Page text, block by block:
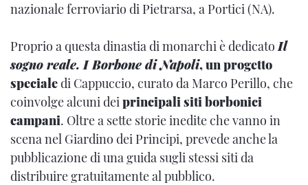
nazionale ferroviario di Pietrarsa, a Portici (NA).
Proprio a questa dinastia di monarchi è dedicatoIl
sogno reale. I Borbone di Napoli, un progetto
specialedi Cappuccio, curato da Marco Perillo, che
coinvolge alcuni deiprincipali siti borbonici
campani. Oltre a sette storie inedite che vanno in
scena nel Giardino dei Principi, prevede anche la
pubblicazione di una guida sugli stessi siti da
distribuire gratuitamente al pubblico.